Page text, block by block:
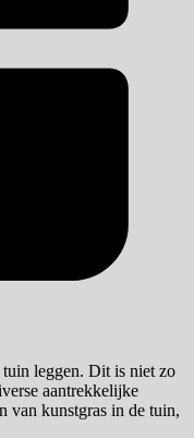
tuin leggen. Dit is niet zo
aantrekkelijke
van kunstgras in de tuin,